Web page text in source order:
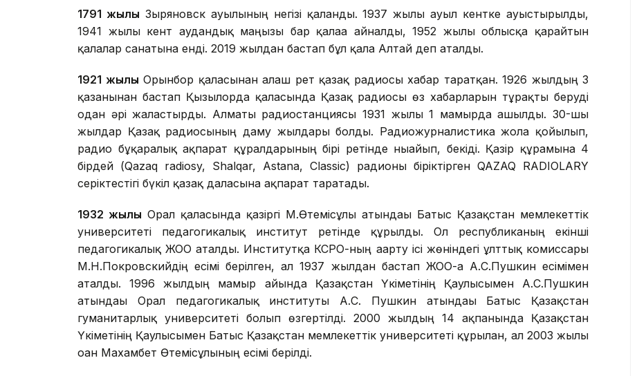
1791 жылы Зыряновск ауылының негізі қаланды. 1937 жылы ауыл кентке ауыстырылды,
1941 жылы кент аудандық маңызы бар қалаға айналды, 1952 жылы облысқа қарайтын
қалалар санатына енді. 2019 жылдан бастап бұл қала Алтай деп аталды.
1921 жылы Орынбор қаласынан алғаш рет қазақ радиосы хабар таратқан. 1926 жылдың 3
қазанынан бастап Қызылорда қаласында Қазақ радиосы өз хабарларын тұрақты беруді
одан әрі жалғастырды. Алматы радиостанциясы 1931 жылы 1 мамырда ашылды. 30-шы
жылдар Қазақ радиосының даму жылдары болды. Радиожурналистика жолға қойылып,
радио бұқаралық ақпарат құралдарының бірі ретінде нығайып, бекіді. Қазір құрамына 4
бірдей (Qazaq radiosy, Shalqar, Astana, Classic) радионы біріктірген QAZAQ RADIOLARY
серіктестігі бүкіл қазақ даласына ақпарат таратады.
1932 жылы Орал қаласында қазіргі М.Өтемісұлы атындағы Батыс Қазақстан мемлекеттік
университеті педагогикалық институт ретінде құрылды. Ол республиканың екінші
педагогикалық ЖОО аталды. Институтқа КСРО-ның ағарту ісі жөніндегі ұлттық комиссары
М.Н.Покровскийдің есімі берілген, ал 1937 жылдан бастап ЖОО-ға А.С.Пушкин есімімен
аталды. 1996 жылдың мамыр айында Қазақстан Үкіметінің Қаулысымен А.С.Пушкин
атындағы Орал педагогикалық институты А.С. Пушкин атындағы Батыс Қазақстан
гуманитарлық университеті болып өзгертілді. 2000 жылдың 14 ақпанында Қазақстан
Үкіметінің Қаулысымен Батыс Қазақстан мемлекеттік университеті құрылған, ал 2003 жылы
оған Махамбет Өтемісұлының есімі берілді.